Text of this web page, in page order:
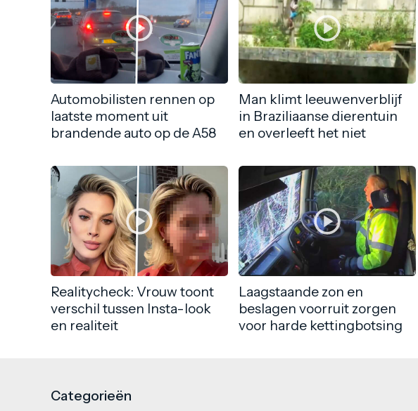
Automobilisten rennen op
laatste moment uit
brandende auto op de A58
Man klimt leeuwenverblijf
in Braziliaanse dierentuin
en overleeft het niet
Realitycheck: Vrouw toont
verschil tussen Insta-look
en realiteit
Laagstaande zon en
beslagen voorruit zorgen
voor harde kettingbotsing
Categorieën